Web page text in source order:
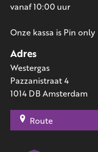
Adres
Westergas
Pazzanistraat 4
1014 DB Amsterdam
Route
vanaf 10:00 uur
Onze kassa is Pin only